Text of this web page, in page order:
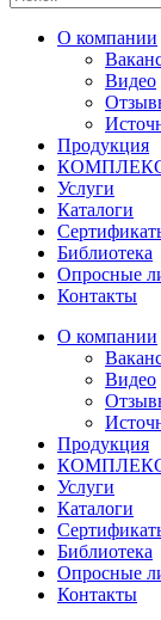
О компании
Видео
Продукция
Услуги
Каталоги
Библиотека
Опросные
Контакты
О компании
Видео
Продукция
Услуги
Каталоги
Библиотека
Опросные
Контакты